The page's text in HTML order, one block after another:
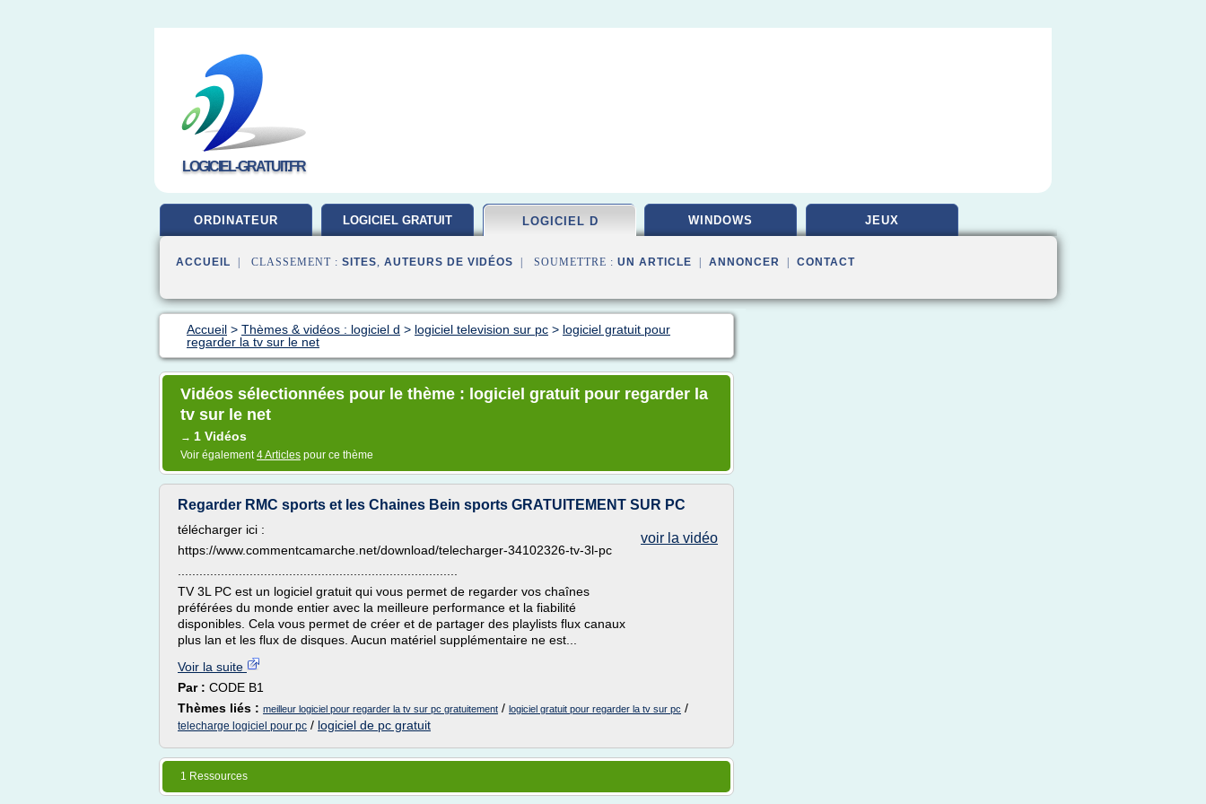
LOGICIEL-GRATUIT.FR
ORDINATEUR LOGICIEL GRATUIT LOGICIEL D WINDOWS JEUX
ACCUEIL | CLASSEMENT : SITES, AUTEURS DE VIDÉOS | SOUMETTRE : UN ARTICLE ANNONCER CONTACT
Accueil > Thèmes & vidéos : logiciel d > logiciel television sur pc > logiciel gratuit pour
regarder la tv sur le net
Vidéos sélectionnées pour le thème : logiciel gratuit pour regarder la
tv sur le net
→ 1 Vidéos
Voir également4 Articles pour ce thème
Regarder RMC sports et les Chaines Bein sports GRATUITEMENT SUR PC
voir la vidéo
télécharger ici :
https://www.commentcamarche.net/download/telecharger-34102326-tv-3l-pc
TV 3L PC est un logiciel gratuit qui vous permet de regarder vos chaînes
préférées du monde entier avec la meilleure performance et la fiabilité
disponibles. Cela vous permet de créer et de partager des playlists flux canaux
plus lan et les flux de disques. Aucun matériel supplémentaire ne est...
Voir la suite
Par : CODE B1
Thèmes liés : meilleur logiciel pour regarder la tv sur pc gratuitement / logiciel gratuit pour regarder la tv sur pc /
telecharge logiciel pour pc / logiciel de pc gratuit
1 Ressources